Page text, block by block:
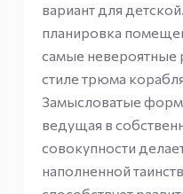
вариант для
планировка
самые невероятные
стиле трюма
Замысловатые
ведущая в
совокупности
наполненной